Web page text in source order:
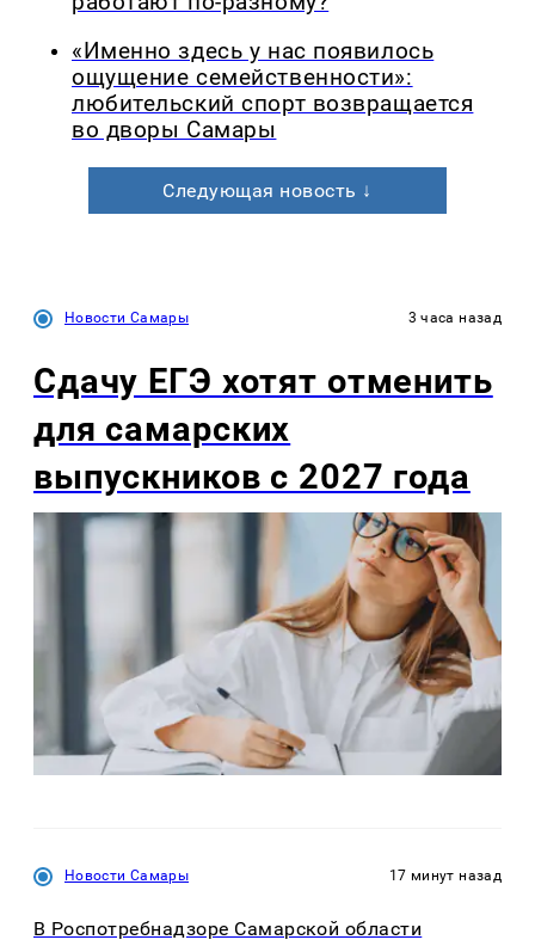
«Именно здесь у нас появилось
ощущение семейственности»:
любительский спорт возвращается
во дворы Самары
Следующая новость ↓
Новости Самары 3 часа назад
Сдачу ЕГЭ хотят отменить
для самарских
выпускников с 2027 года
Новости Самары 17 минут назад
В Роспотребнадзоре Самарской области